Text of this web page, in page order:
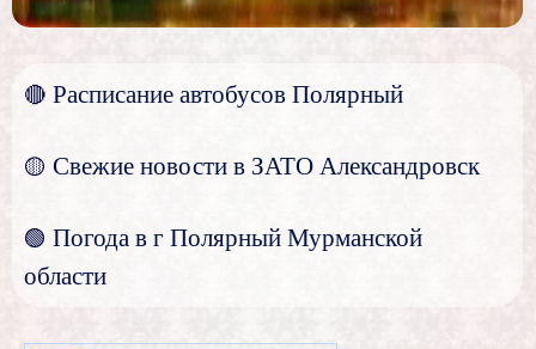
🔴 Расписание автобусов Полярный
🟡 Свежие новости в ЗАТО Александровск
🟢 Погода в г Полярный Мурманской
области